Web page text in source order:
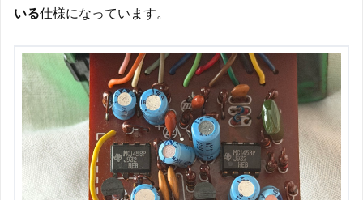
いる仕様になっています。